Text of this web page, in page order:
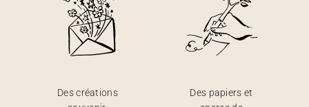
Des créations
Des papiers et